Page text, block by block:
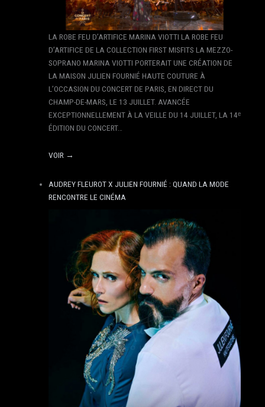
LA ROBE FEU D’ARTIFICE MARINA VIOTTI LA ROBE FEU
D’ARTIFICE DE LA COLLECTION FIRST MISFITS LA MEZZO-
SOPRANO MARINA VIOTTI PORTERAIT UNE CRÉATION DE
LA MAISON JULIEN FOURNIÉ HAUTE COUTURE À
L’OCCASION DU CONCERT DE PARIS, EN DIRECT DU
CHAMP-DE-MARS, LE 13 JUILLET. AVANCÉE
EXCEPTIONNELLEMENT À LA VEILLE DU 14 JUILLET, LA 14ᵉ
ÉDITION DU CONCERT…
VOIR →
AUDREY FLEUROT X JULIEN FOURNIÉ : QUAND LA MODE
RENCONTRE LE CINÉMA